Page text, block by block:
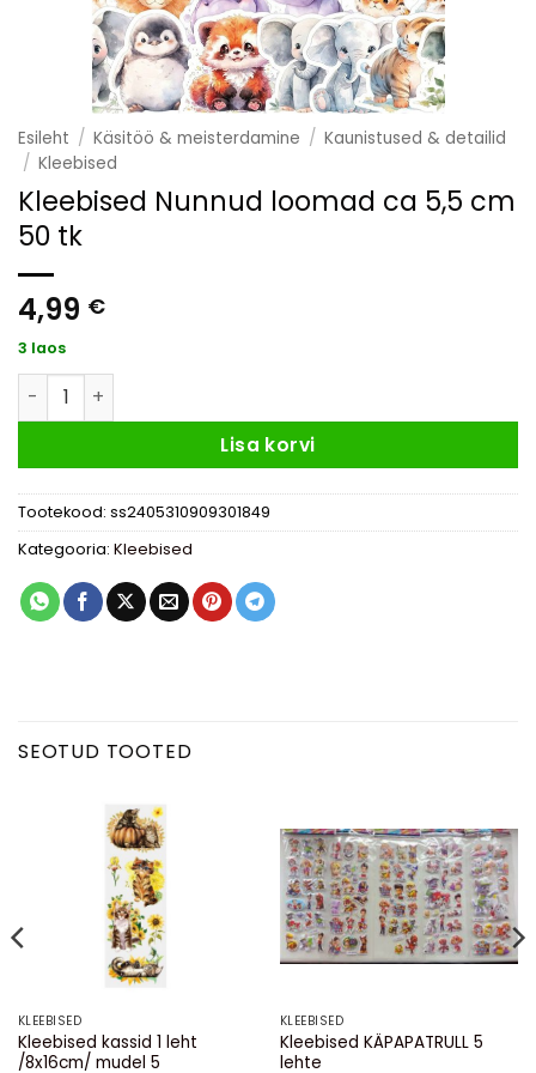
Esileht / Käsitöö & meisterdamine / Kaunistused & detailid
/ Kleebised
Kleebised Nunnud loomad ca 5,5 cm
50 tk
4,99 €
3 laos
Kleebised Nunnud loomad ca 5,5 cm 50 tk kogus
Lisa korvi
Tootekood: ss2405310909301849
Kategooria: Kleebised
SEOTUD TOOTED
KLEEBISED
Kleebised kassid 1 leht
/8x16cm/ mudel 5
KLEEBISED
Kleebised KÄPAPATRULL 5
lehte